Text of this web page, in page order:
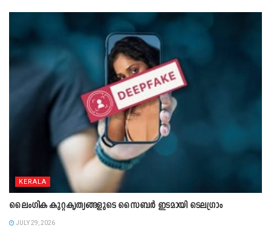
KERALA
ലൈംഗിക കുറ്റകൃത്യങ്ങളുടെ സൈബർ ഇടമായി ടെലഗ്രാം
JULY 29, 2026